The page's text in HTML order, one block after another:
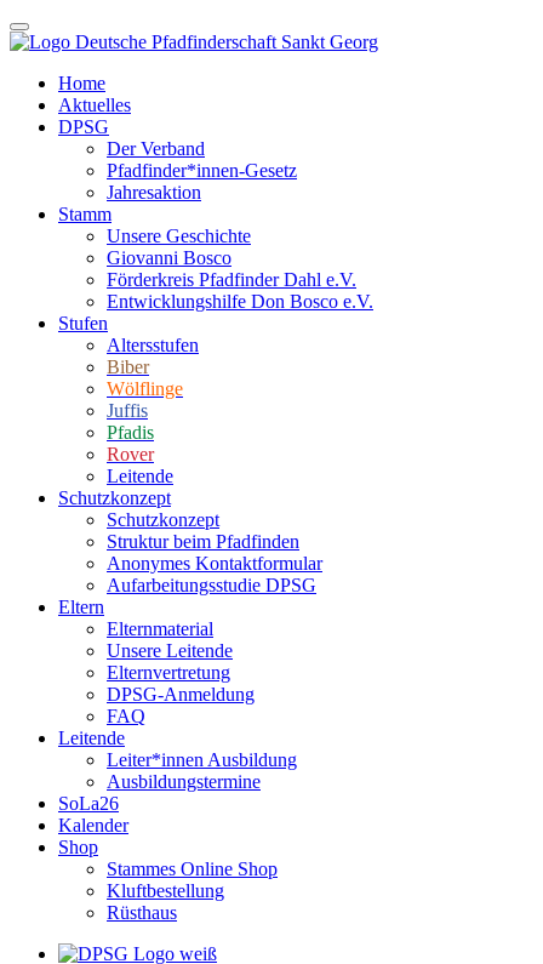
Home
Aktuelles
DPSG
Der Verband
Pfadfinder*innen-Gesetz
Jahresaktion
Stamm
Unsere Geschichte
Giovanni Bosco
Förderkreis Pfadfinder Dahl e.V.
Entwicklungshilfe Don Bosco e.V.
Stufen
Altersstufen
Biber
Wölflinge
Juffis
Pfadis
Rover
Leitende
Schutzkonzept
Schutzkonzept
Struktur beim Pfadfinden
Anonymes Kontaktformular
Aufarbeitungsstudie DPSG
Eltern
Elternmaterial
Unsere Leitende
Elternvertretung
DPSG-Anmeldung
FAQ
Leitende
Leiter*innen Ausbildung
Ausbildungstermine
SoLa26
Kalender
Shop
Stammes Online Shop
Kluftbestellung
Rüsthaus